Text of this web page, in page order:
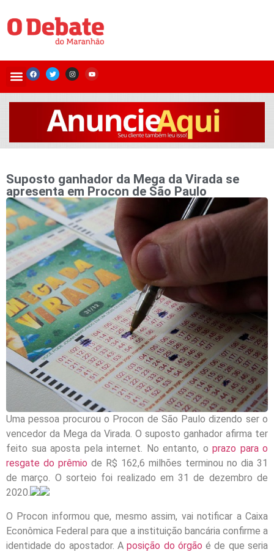
Suposto ganhador da Mega da Virada se
apresenta em Procon de São Paulo
Uma pessoa procurou o Procon de São Paulo dizendo ser o
vencedor da Mega da Virada. O suposto ganhador afirma ter
feito sua aposta pela internet. No entanto, o prazo para o
resgate do prêmio de R$ 162,6 milhões terminou no dia 31
de março. O sorteio foi realizado em 31 de dezembro de
2020.
O Procon informou que, mesmo assim, vai notificar a Caixa
Econômica Federal para que a instituição bancária confirme a
identidade do apostador. Aposição do órgão é de que seria